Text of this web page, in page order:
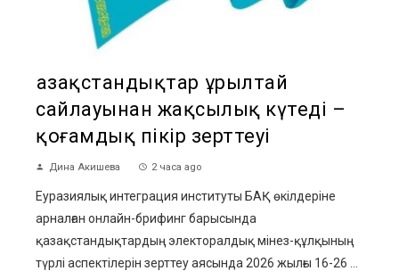
Қазақстандықтар Құрылтай
сайлауынан жақсылық күтеді –
қоғамдық пікір зерттеуі
Дина Акишева 2 часа ago
Еуразиялық интеграция институты БАҚ өкілдеріне
арналған онлайн-брифинг барысында
қазақстандықтардың электоралдық мінез-құлқының
түрлі аспектілерін зерттеу аясында 2026 жылғы 16-26 ...